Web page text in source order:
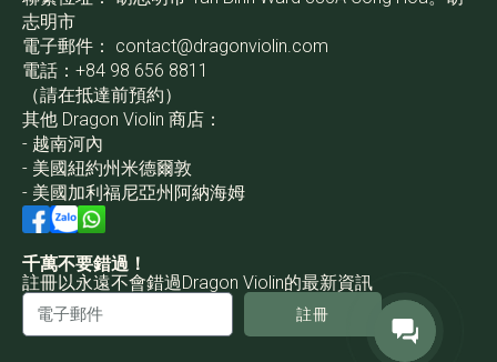
志明市
電子郵件： contact@dragonviolin.com
電話：+84 98 656 8811
（請在抵達前預約）
其他 Dragon Violin 商店：
- 越南河內
- 美國紐約州米德爾敦
- 美國加利福尼亞州阿納海姆
千萬不要錯過！
註冊以永遠不會錯過Dragon Violin的最新資訊
註冊